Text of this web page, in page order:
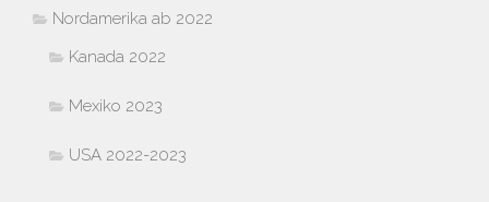
Nordamerika ab 2022
Kanada 2022
Mexiko 2023
USA 2022-2023